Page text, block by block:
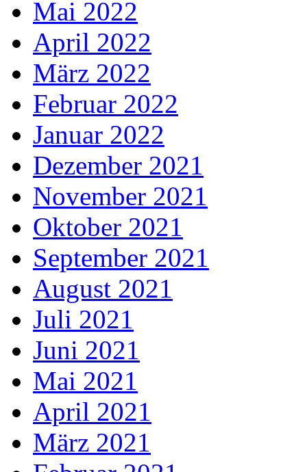
Mai 2022
April 2022
März 2022
Februar 2022
Januar 2022
Dezember 2021
November 2021
Oktober 2021
September 2021
August 2021
Juli 2021
Juni 2021
Mai 2021
April 2021
März 2021